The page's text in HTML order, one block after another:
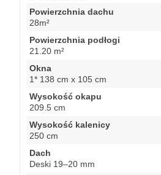
Powierzchnia dachu
28m²
Powierzchnia podłogi
21.20 m²
Okna
1* 138 cm x 105 cm
Wysokość okapu
209.5 cm
Wysokość kalenicy
250 cm
Dach
Deski 19–20 mm